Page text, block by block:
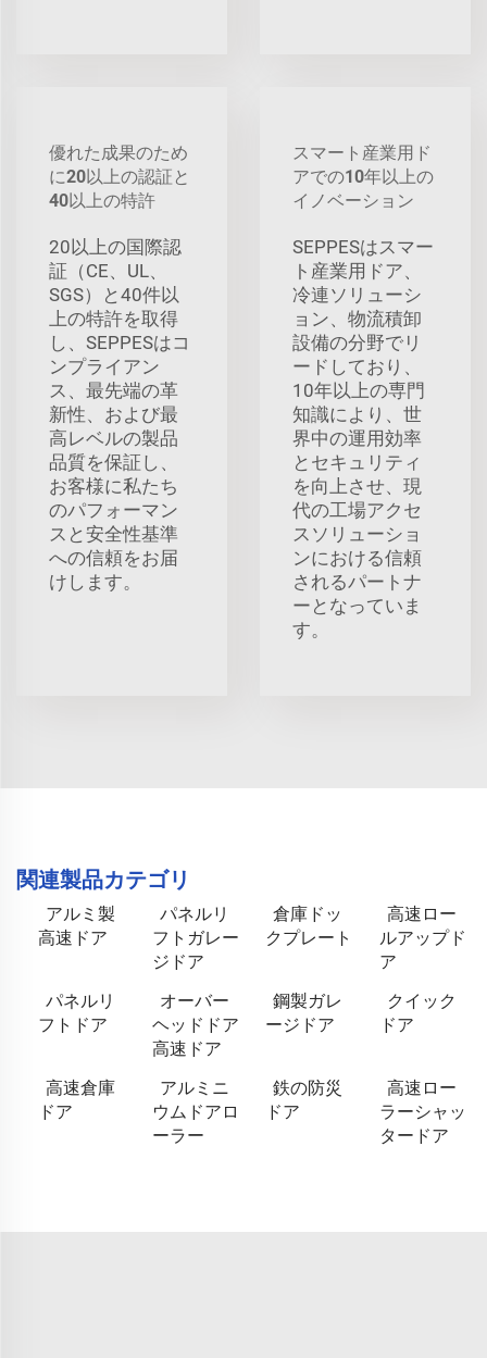
優れた成果のため
に20以上の認証と
40以上の特許
20以上の国際認
証（CE、UL、
SGS）と40件以
上の特許を取得
し、SEPPESはコ
ンプライアン
ス、最先端の革
新性、および最
高レベルの製品
品質を保証し、
お客様に私たち
のパフォーマン
スと安全性基準
への信頼をお届
けします。
スマート産業用ド
アでの10年以上の
イノベーション
SEPPESはスマー
ト産業用ドア、
冷連ソリューシ
ョン、物流積卸
設備の分野でリ
ードしており、
10年以上の専門
知識により、世
界中の運用効率
とセキュリティ
を向上させ、現
代の工場アクセ
スソリューショ
ンにおける信頼
されるパートナ
ーとなっていま
す。
関連製品カテゴリ
アルミ製
高速ドア
パネルリ
フトガレー
ジドア
倉庫ドッ
クプレート
高速ロー
ルアップド
ア
パネルリ
フトドア
オーバー
ヘッドドア
高速ドア
鋼製ガレ
ージドア
クイック
ドア
高速倉庫
ドア
アルミニ
ウムドアロ
ーラー
鉄の防災
ドア
高速ロー
ラーシャッ
タードア